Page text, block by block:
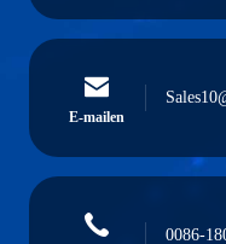
E-mailen
0086-